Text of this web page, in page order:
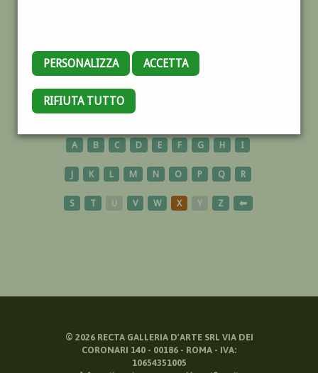
PERSONALIZZA ACCETTA
RIFIUTA TUTTO
TREVISO
A B C D E F G H I
J K L M N O P Q R
S T U V W X Y Z ⬅
© 2026RECTA GALLERIA D'ARTE SRL VIA DEI
CORONARI 140 - 00186 - ROMA - IVA:
10654351005